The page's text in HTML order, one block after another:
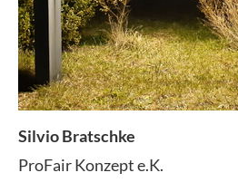
Silvio Bratschke
ProFair Konzept e.K.